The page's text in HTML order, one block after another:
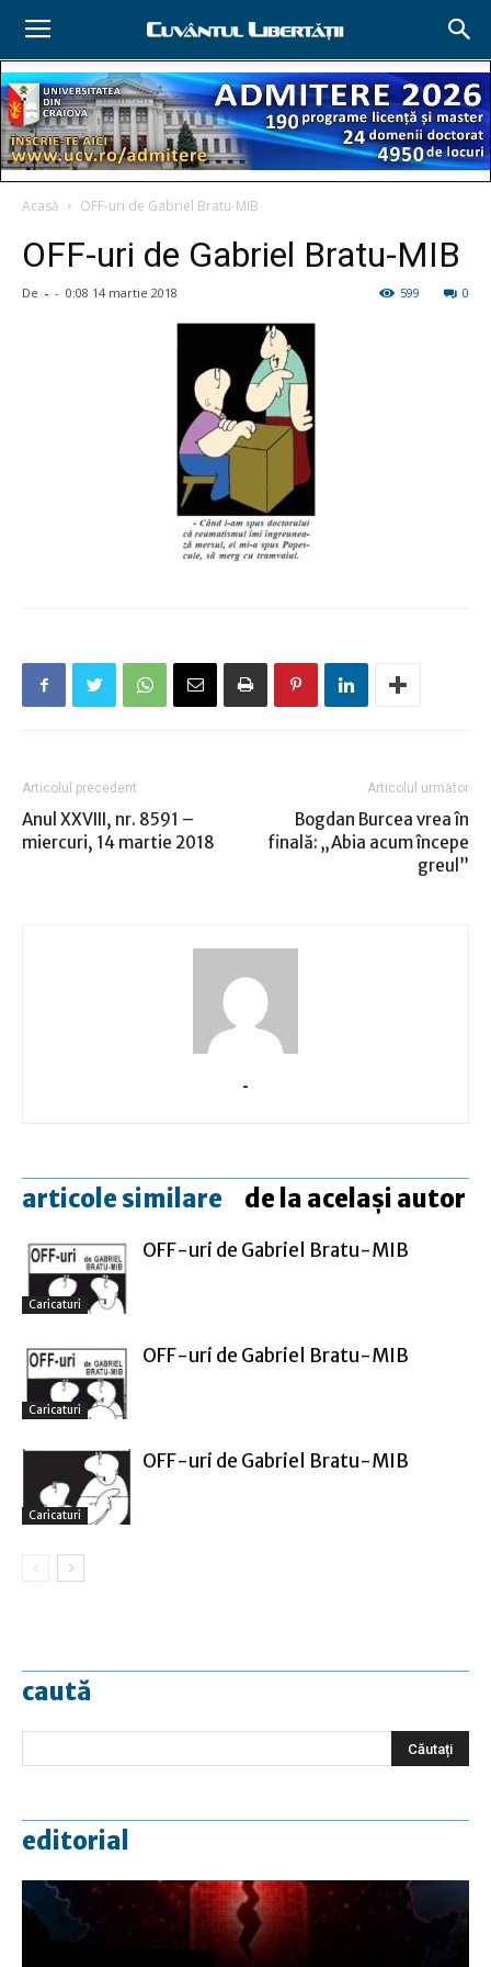
Acasă OFF-uri de Gabriel Bratu-MIB
OFF-uri de Gabriel Bratu-MIB
De - - 0:08 14 martie 2018 0
599
Articolul precedent
Anul XXVIII, nr. 8591 –
miercuri, 14 martie 2018
Articolul următor
Bogdan Burcea vrea în
finală: „Abia acum începe
greul”
-
articole similare de la același autor
Caricaturi
OFF-uri de Gabriel Bratu-MIB
Caricaturi
OFF-uri de Gabriel Bratu-MIB
Caricaturi
OFF-uri de Gabriel Bratu-MIB
caută
editorial